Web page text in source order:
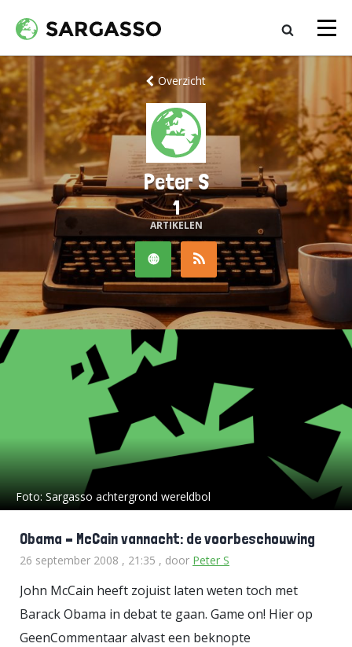
Overzicht
Peter S
1
ARTIKELEN
Foto:Sargasso achtergrond wereldbol
Obama – McCain vannacht: de voorbeschouwing
26 september 2008 , 21:35 , door Peter S
John McCain heeft zojuist laten weten toch met
Barack Obama in debat te gaan. Game on! Hier op
GeenCommentaar alvast een beknopte